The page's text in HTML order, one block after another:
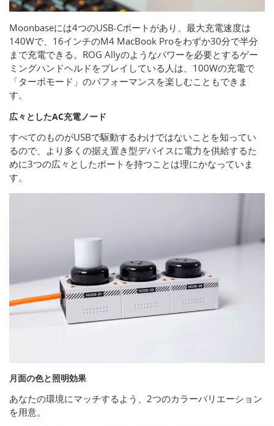
Moonbaseには4つのUSB-Cポートがあり、最大充電速度は
140Wで、16インチのM4 MacBook Proをわずか30分で半分
まで充電できる。ROG Allyのようなパワーを必要とするゲー
ミングハンドヘルドをプレイしている人は、100Wの充電で
「ターボモード」のパフォーマンスを楽しむこともできま
す。
広々としたAC充電ノード
すべてのものがUSBで駆動するわけではないことを知ってい
るので、より多くの据え置き型デバイスに電力を供給するた
めに3つの広々としたポートを持つことは理にかなっていま
す。
月面の色と照明効果
あなたの環境にマッチするよう、2つのカラーバリエーション
を用意。